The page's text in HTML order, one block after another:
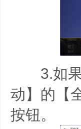
3.如果
动】的【
按钮。